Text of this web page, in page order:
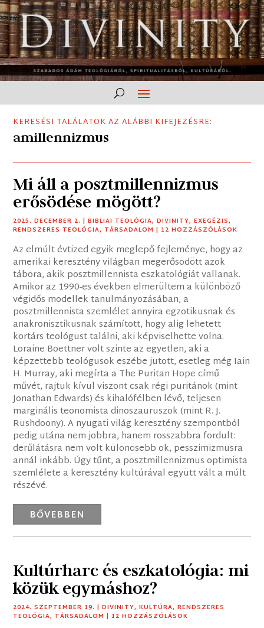
KERESÉSI TALÁLATOK AZ ALÁBBI KIFEJEZÉSRE:
amillennizmus
Mi áll a posztmillennizmus
erősödése mögött?
2025. DECEMBER 2. |BIBLIAI TEOLÓGIA,DIVINITY,EXEGÉZIS,
RENDSZERES TEOLÓGIA, TÁRSADALOM | 12 HOZZÁSZÓLÁSOK
Az elmúlt évtized egyik meglepő fejleménye, hogy az
amerikai keresztény világban megerősödött azok
tábora, akik posztmillennista eszkatológiát vallanak.
Amikor az 1990-es években elmerültem a különböző
végidős modellek tanulmányozásában, a
posztmillennista szemlélet annyira egzotikusnak és
anakronisztikusnak számított, hogy alig lehetett
kortárs teológust találni, aki képviselhette volna.
Loraine Boettner volt szinte az egyetlen, aki a
képzettebb teológusok eszébe jutott, esetleg még Iain
H. Murray, aki megírta a The Puritan Hope című
művét, rajtuk kívül viszont csak régi puritánok (mint
Jonathan Edwards) és kihalófélben lévő, teljesen
marginális teonomista dinoszauruszok (mint R. J.
Rushdoony). A nyugati világ keresztény szempontból
pedig utána nem jobbra, hanem rosszabbra fordult:
derűlátásra nem volt különösebb ok, pesszimizmusra
annál inkább. Úgy tűnt, a posztmillennizmus optimista
szemlélete a keresztény kultúrával együtt vált a múlt
részévé.
BŐVEBBEN
Kultúrharc és eszkatológia: mi
közük egymáshoz?
2024. SZEPTEMBER 19. |DIVINITY,KULTÚRA,RENDSZERES
TEOLÓGIA, TÁRSADALOM | 12 HOZZÁSZÓLÁSOK